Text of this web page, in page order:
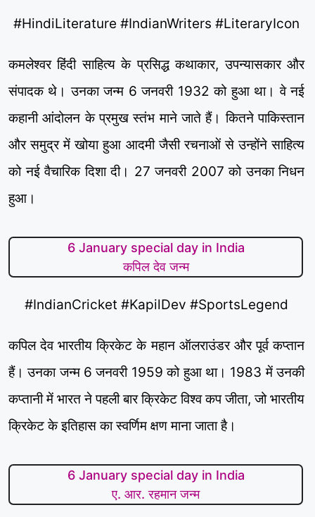
#HindiLiterature #IndianWriters #LiteraryIcon
कमलेश्वर हिंदी साहित्य के प्रसिद्ध कथाकार, उपन्यासकार और
संपादक थे। उनका जन्म 6 जनवरी 1932 को हुआ था। वे नई
कहानी आंदोलन के प्रमुख स्तंभ माने जाते हैं। कितने पाकिस्तान
और समुद्र में खोया हुआ आदमी जैसी रचनाओं से उन्होंने साहित्य
को नई वैचारिक दिशा दी। 27 जनवरी 2007 को उनका निधन
हुआ।
6 January special day in India
कपिल देव जन्म
#IndianCricket #KapilDev #SportsLegend
कपिल देव भारतीय क्रिकेट के महान ऑलराउंडर और पूर्व कप्तान
हैं। उनका जन्म 6 जनवरी 1959 को हुआ था। 1983 में उनकी
कप्तानी में भारत ने पहली बार क्रिकेट विश्व कप जीता, जो भारतीय
क्रिकेट के इतिहास का स्वर्णिम क्षण माना जाता है।
6 January special day in India
ए. आर. रहमान जन्म